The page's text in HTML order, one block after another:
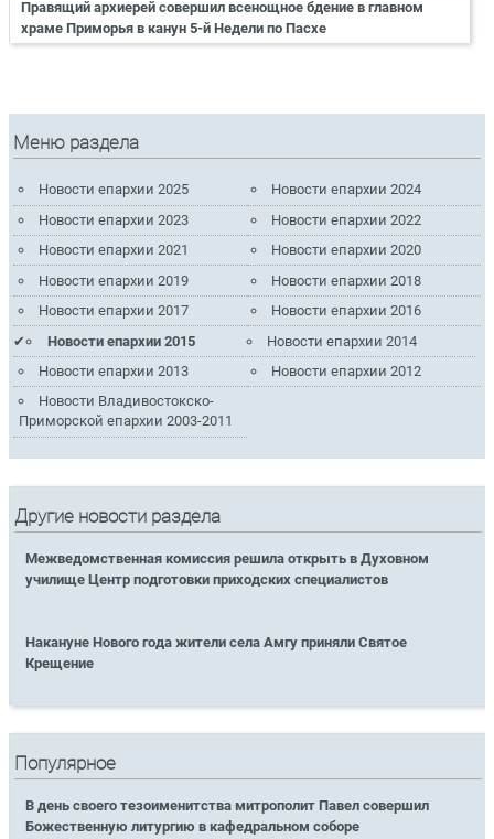
Правящий архиерей совершил всенощное бдение в главном
храме Приморья в канун 5-й Недели по Пасхе
Меню раздела
Новости епархии 2025
Новости епархии 2024
Новости епархии 2023
Новости епархии 2022
Новости епархии 2021
Новости епархии 2020
Новости епархии 2019
Новости епархии 2018
Новости епархии 2017
Новости епархии 2016
Новости епархии 2015
Новости епархии 2014
Новости епархии 2013
Новости епархии 2012
Новости Владивостокско-
Приморской епархии 2003-2011
Другие новости раздела
Межведомственная комиссия решила открыть в Духовном
училище Центр подготовки приходских специалистов
Накануне Нового года жители села Амгу приняли Святое
Крещение
Популярное
В день своего тезоименитства митрополит Павел совершил
Божественную литургию в кафедральном соборе